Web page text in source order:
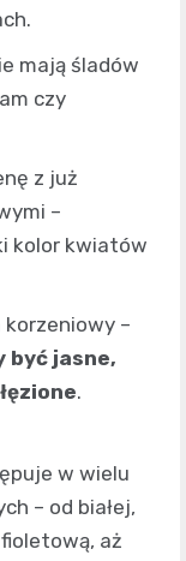
mają śladów
czy
z już
–
kolor kwiatów
–
być jasne,
.
w wielu
– od białej,
aż